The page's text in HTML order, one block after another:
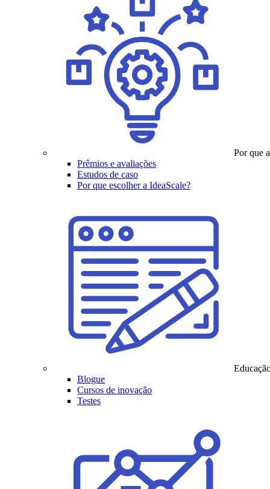
Por que
Prêmios e avaliações
Estudos de caso
Por que escolher a IdeaScale?
Blogue
Cursos de inovação
Testes